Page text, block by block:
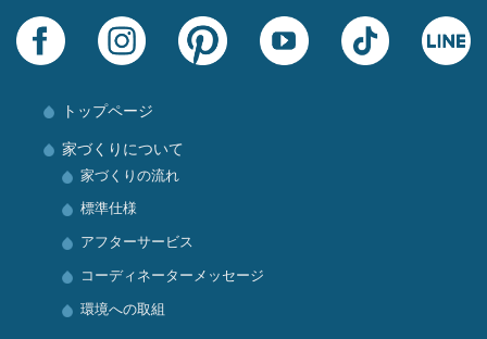
トップページ
家づくりについて
家づくりの流れ
標準仕様
アフターサービス
コーディネーターメッセージ
環境への取組